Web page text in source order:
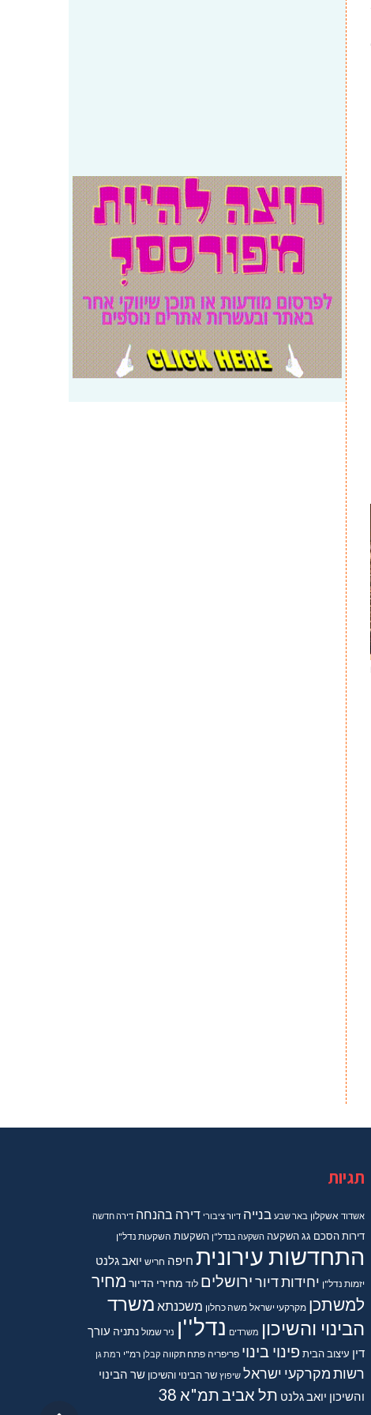
תגיות
אשדוד אשקלון באר שבע בנייה דיור ציבורי דירה בהנחה דירה חדשה
דירותהסכם גגהשקעה השקעה בנדל"ן השקעות השקעות נדל"ן
התחדשות עירונית חיפה חריש יואב גלנט
יזמות נדל"ן יחידות דיורירושלים לוד מחירי הדיור מחיר
למשתכן מקרקעי ישראל משה כחלון משכנתא משרד
הבינוי והשיכון משרדים נדל''ן ניר שמול נתניה עורך
דין עיצוב הבית פינוי בינוי פריפריה פתח תקווה קבלן רמ"י רמת גן
רשות מקרקעי ישראל שיפוץ שר הבינוי והשיכון שר הבינוי
והשיכון יואב גלנט תל אביבתמ"א 38